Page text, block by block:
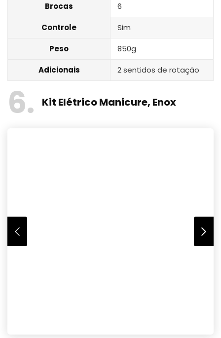
Brocas 6
Controle Sim
Peso 850g
Adicionais 2 sentidos de rotação
6 Kit Elétrico Manicure, Enox